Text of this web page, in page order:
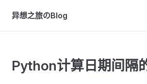
Skip to content
异想之旅のBlog
Python计算日期间隔